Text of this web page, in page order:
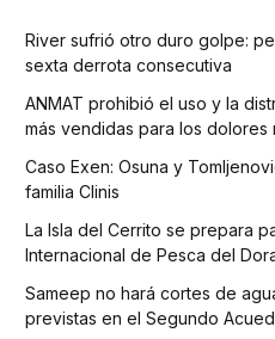
River sufrió otro duro golpe:
sexta derrota consecutiva
ANMAT prohibió el uso y la
más vendidas para los dolores
Caso Exen: Osuna y
familia Clinis
La Isla del Cerrito se prepara
Internacional de Pesca del
Sameep no hará cortes de
previstas en el Segundo